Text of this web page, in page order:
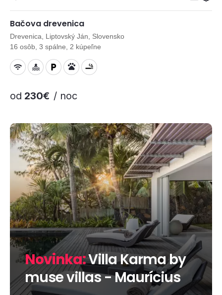
Bačova drevenica
Drevenica, Liptovský Ján, Slovensko
16 osôb, 3 spálne, 2 kúpeľne
od 230€ / noc
Novinka:Villa Karma by
muse villas - Maurícius